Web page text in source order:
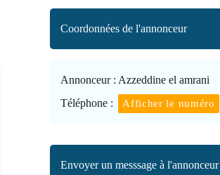
Coordonnées de l'annonceur
Annonceur : Azzeddine el amrani
Téléphone :
Afficher le numéro
Envoyer un messsage à l'annonceur